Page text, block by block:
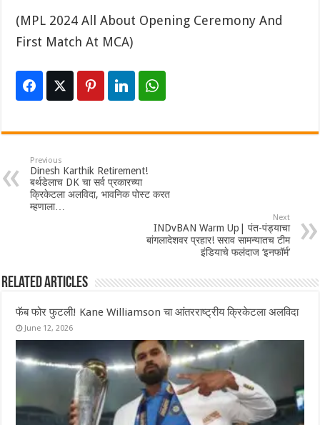
(MPL 2024 All About Opening Ceremony And
First Match At MCA)
Previous
Dinesh Karthik Retirement!
बर्थडेलाच DK चा सर्व प्रकारच्या
क्रिकेटला अलविदा, भावनिक पोस्ट करत
म्हणाला…
Next
INDvBAN Warm Up| पंत-पंड्याचा
बांगलादेशवर प्रहार! सराव सामन्यातच टीम
इंडियाचे फलंदाज ‘इनफॉर्म’
Related Articles
फॅब फोर फुटली! Kane Williamson चा आंतरराष्ट्रीय क्रिकेटला अलविदा
June 12, 2026